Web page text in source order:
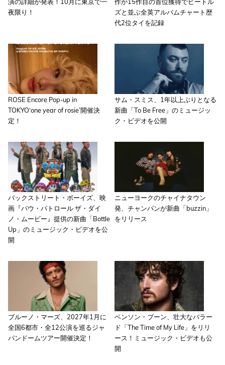
夜限り！
ズと並ぶ全英アルバムチャート歴
代2位タイを記録
ROSE Encore Pop-up in
TOKYO‘one year of rosie’開催決
定！
サム・スミス、1年以上ぶりとなる
新曲「To Be Free」のミュージッ
ク・ビデオを公開
バックストリート・ボーイズ、映
画『パウ・パトロール ザ・ダイ
ノ・ムービー』提供の新曲「Bottle
Up」のミュージック・ビデオを公
開
ニューヨークのチャイナタウン
発、チャンパンが新曲「buzzin」
をリリース
ブルーノ・マーズ、2027年1月に
全国6都市・全12公演を巡るジャ
パンドームツアー開催決定！
ベンソン・ブーン、壮大なバラー
ド「The Time of My Life」をリリ
ース！ミュージック・ビデオも公
開